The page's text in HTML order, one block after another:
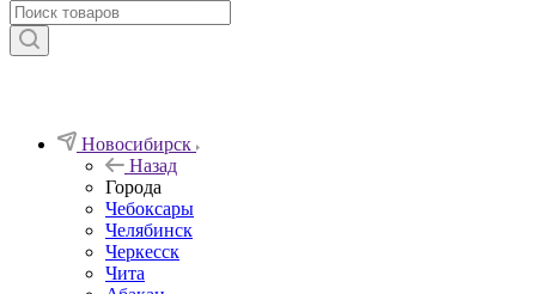
Новосибирск
Назад
Города
Чебоксары
Челябинск
Черкесск
Чита